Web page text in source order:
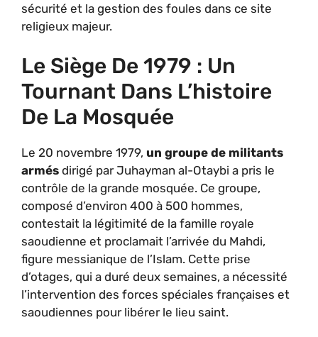
sécurité et la gestion des foules dans ce site
religieux majeur.
Le Siège De 1979 : Un
Tournant Dans L’histoire
De La Mosquée
Le 20 novembre 1979, un groupe de militants
armés dirigé par Juhayman al-Otaybi a pris le
contrôle de la grande mosquée. Ce groupe,
composé d’environ 400 à 500 hommes,
contestait la légitimité de la famille royale
saoudienne et proclamait l’arrivée du Mahdi,
figure messianique de l’Islam. Cette prise
d’otages, qui a duré deux semaines, a nécessité
l’intervention des forces spéciales françaises et
saoudiennes pour libérer le lieu saint.